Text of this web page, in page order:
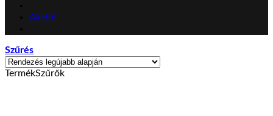
Akció!
Szűrés
TermékSzűrők